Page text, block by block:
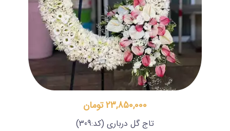
23,850,000 تومان
تاج گل درباری (کد:309)